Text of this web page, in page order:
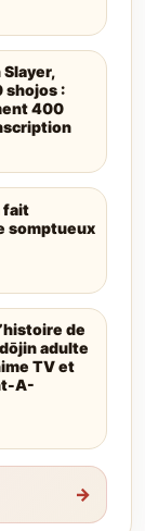
shojos :
400
fait
somptueux
de
adulte
TV et
A-
→